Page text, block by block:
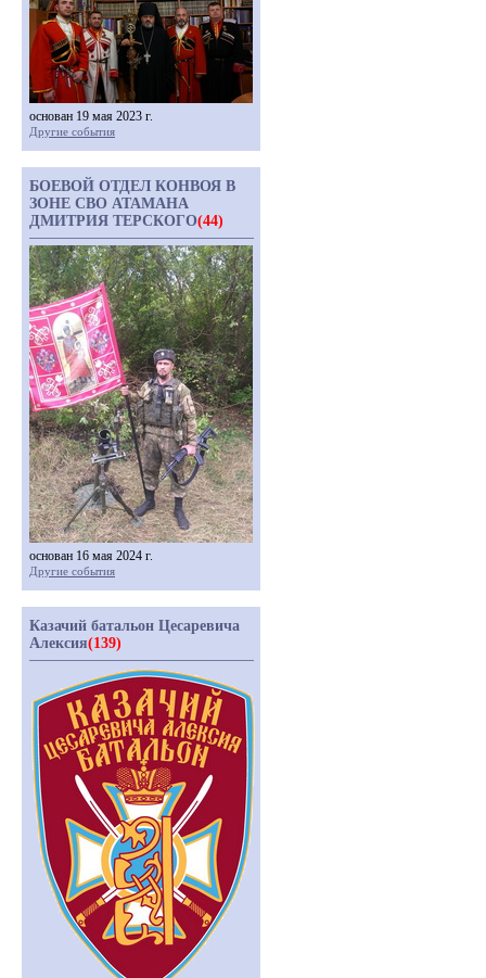
основан 19 мая 2023 г.
Другие события
БОЕВОЙ ОТДЕЛ КОНВОЯ В
ЗОНЕ СВО АТАМАНА
ДМИТРИЯ ТЕРСКОГО(44)
основан 16 мая 2024 г.
Другие события
Казачий батальон Цесаревича
Алексия(139)